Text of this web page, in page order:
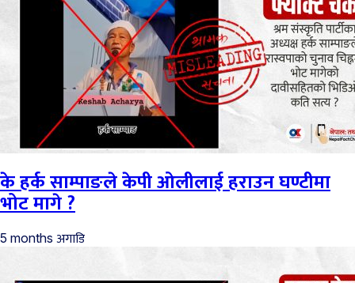
के हर्क साम्पाङले केपी ओलीलाई हराउन घण्टीमा
भोट मागे ?
5 months अगाडि